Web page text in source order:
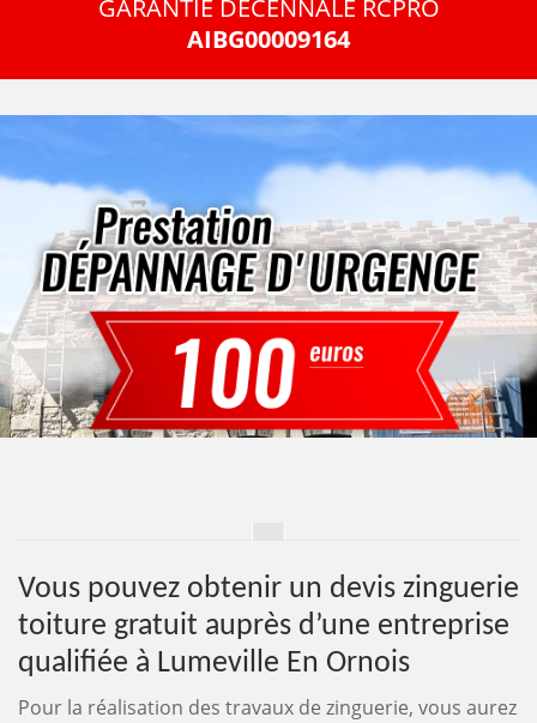
GARANTIE DECENNALE RCPRO
AIBG00009164
Vous pouvez obtenir un devis zinguerie
toiture gratuit auprès d’une entreprise
qualifiée à Lumeville En Ornois
Pour la réalisation des travaux de zinguerie, vous aurez